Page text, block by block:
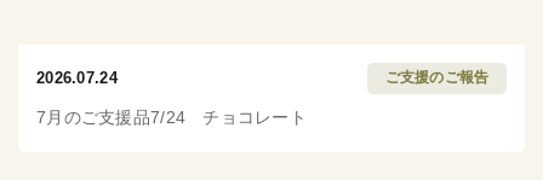
2026.07.24 ご支援のご報告
7月のご支援品7/24 チョコレート